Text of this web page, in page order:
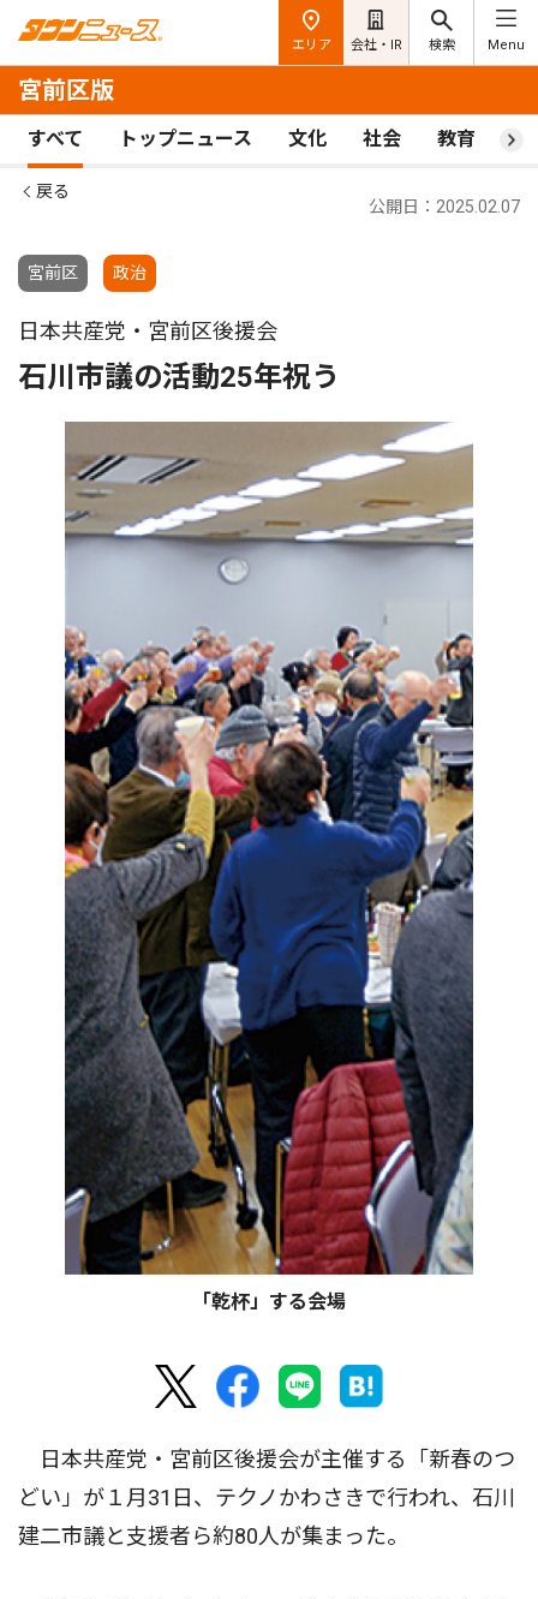
エリア 会社・IR 検索 Menu
宮前区版
すべて トップニュース 文化 社会 教育 ス
戻る
宮前区 政治
公開日：2025.02.07
日本共産党・宮前区後援会
石川市議の活動25年祝う
「乾杯」する会場
日本共産党・宮前区後援会が主催する「新春のつ
どい」が１月31日、テクノかわさきで行われ、石川
建二市議と支援者ら約80人が集まった。